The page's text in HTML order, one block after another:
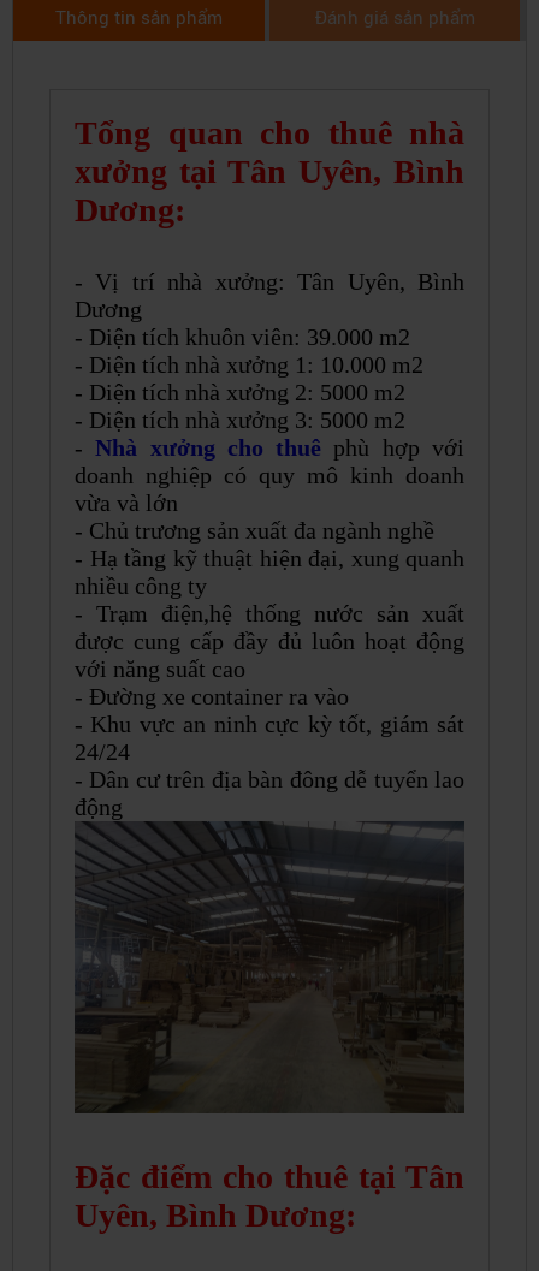
Thông tin sản phẩm Đánh giá sản phẩm
Tổng quan cho thuê nhà
xưởng tại Tân Uyên, Bình
Dương:
- Vị trí nhà xưởng: Tân Uyên, Bình
Dương
- Diện tích khuôn viên: 39.000 m2
- Diện tích nhà xưởng 1: 10.000 m2
- Diện tích nhà xưởng 2: 5000 m2
- Diện tích nhà xưởng 3: 5000 m2
-Nhà xưởng cho thuê phù hợp với
doanh nghiệp có quy mô kinh doanh
vừa và lớn
- Chủ trương sản xuất đa ngành nghề
- Hạ tầng kỹ thuật hiện đại, xung quanh
nhiều công ty
- Trạm điện,hệ thống nước sản xuất
được cung cấp đầy đủ luôn hoạt động
với năng suất cao
- Đường xe container ra vào
- Khu vực an ninh cực kỳ tốt, giám sát
24/24
- Dân cư trên địa bàn đông dễ tuyển lao
động
Đặc điểm cho thuê tại Tân
Uyên, Bình Dương: